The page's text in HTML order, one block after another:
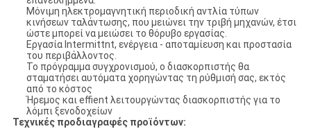
Μόνιμη ηλεκτρομαγνητική περιοδική αντλία τύπων
κινήσεων ταλάντωσης, που μειώνει την τριβή μηχανών, έτσι
ώστε μπορεί να μειώσει το θόρυβο εργασίας.
Εργασία Intermittnt, ενέργεια - αποταμίευση και προστασία
του περιβάλλοντος.
Το πρόγραμμα συγχρονισμού, ο διασκορπιστής θα
σταματήσει αυτόματα χορηγώντας τη ρύθμισή σας, εκτός
από το κόστος
Ήρεμος και effient λειτουργώντας διασκορπιστής για το
λόμπι ξενοδοχείων
Τεχνικές προδιαγραφές προϊόντων: